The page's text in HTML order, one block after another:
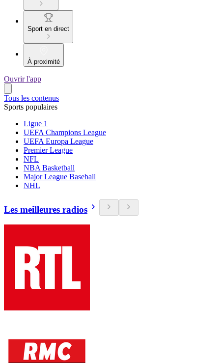
Sport en direct
À proximité
Ouvrir l'app
Tous les contenus
Sports populaires
Ligue 1
UEFA Champions League
UEFA Europa League
Premier League
NFL
NBA Basketball
Major League Baseball
NHL
Les meilleures radios